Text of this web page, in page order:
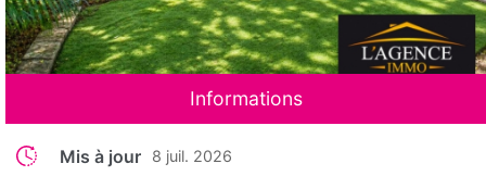
Informations
Mis à jour 8 juil. 2026